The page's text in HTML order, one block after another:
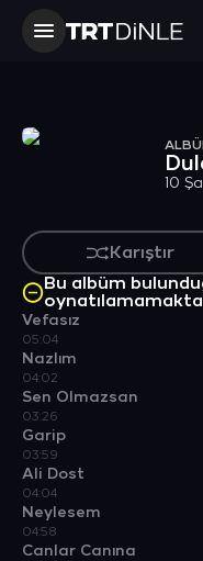
10
Karıştır
Bu albüm
Vefasız
05:04
Nazlım
04:02
Sen Olmazsan
03:26
Garip
03:59
Ali Dost
04:04
Neylesem
04:58
Canlar Canına